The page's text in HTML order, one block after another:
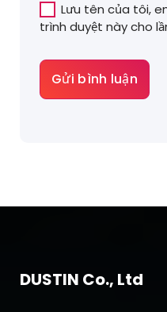
Lưu tên của tôi,
trình duyệt này cho
DUSTIN Co., Ltd